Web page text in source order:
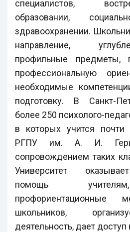
специалистов,
образовании,
здравоохранении.
направление,
профильные предметы,
профессиональную
необходимые
подготовку. В Санкт-
более 250 психолого-
в которых учится
РГПУ им. А. И.
сопровождением таких
Университет
помощь
профориентационные
школьников,
деятельность, дает